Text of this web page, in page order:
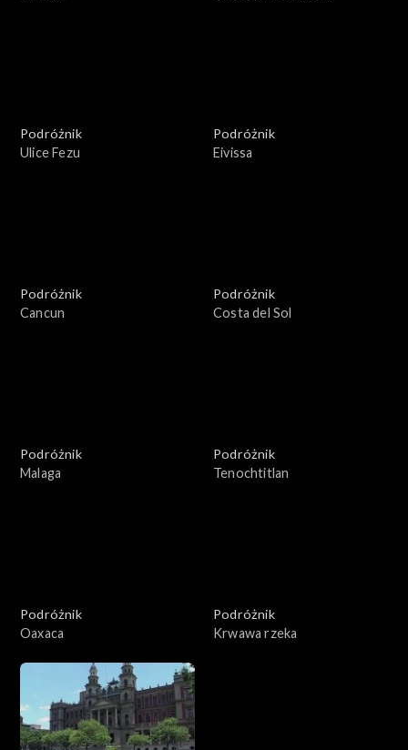
Podróżnik
Ulice Fezu
Podróżnik
Eivissa
Podróżnik
Cancun
Podróżnik
Costa del Sol
Podróżnik
Malaga
Podróżnik
Tenochtitlan
Podróżnik
Oaxaca
Podróżnik
Krwawa rzeka